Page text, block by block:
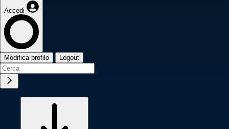
Accedi
Modifica profilo Logout